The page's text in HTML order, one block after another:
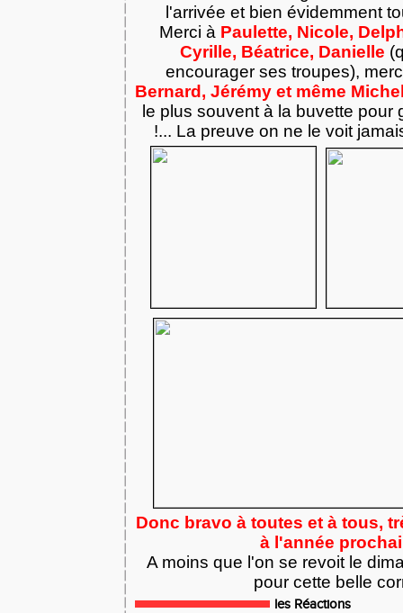
l'arrivée et bien évidemment
Merci à Paulette, Nicole,
Cyrille, Béatrice, Danielle
encourager ses troupes),
Bernard, Jérémy et même
le plus souvent à la buvette pour
!... La preuve on ne le voit
Donc bravo à toutes et à tous,
à l'année
A moins que l'on se revoit le
pour cette belle
les Réactions